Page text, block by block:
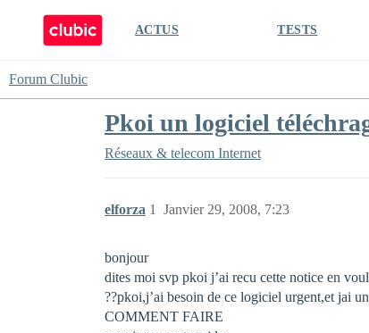
ACTUS TESTS
Forum Clubic
Pkoi un logiciel
Réseaux & telecom Internet
elforza Janvier 29, 2008, 7:23
1
bonjour
dites moi svp pkoi j’ai recu cette notice en
??pkoi,j’ai besoin de ce logiciel urgent,et jai
COMMENT FAIRE